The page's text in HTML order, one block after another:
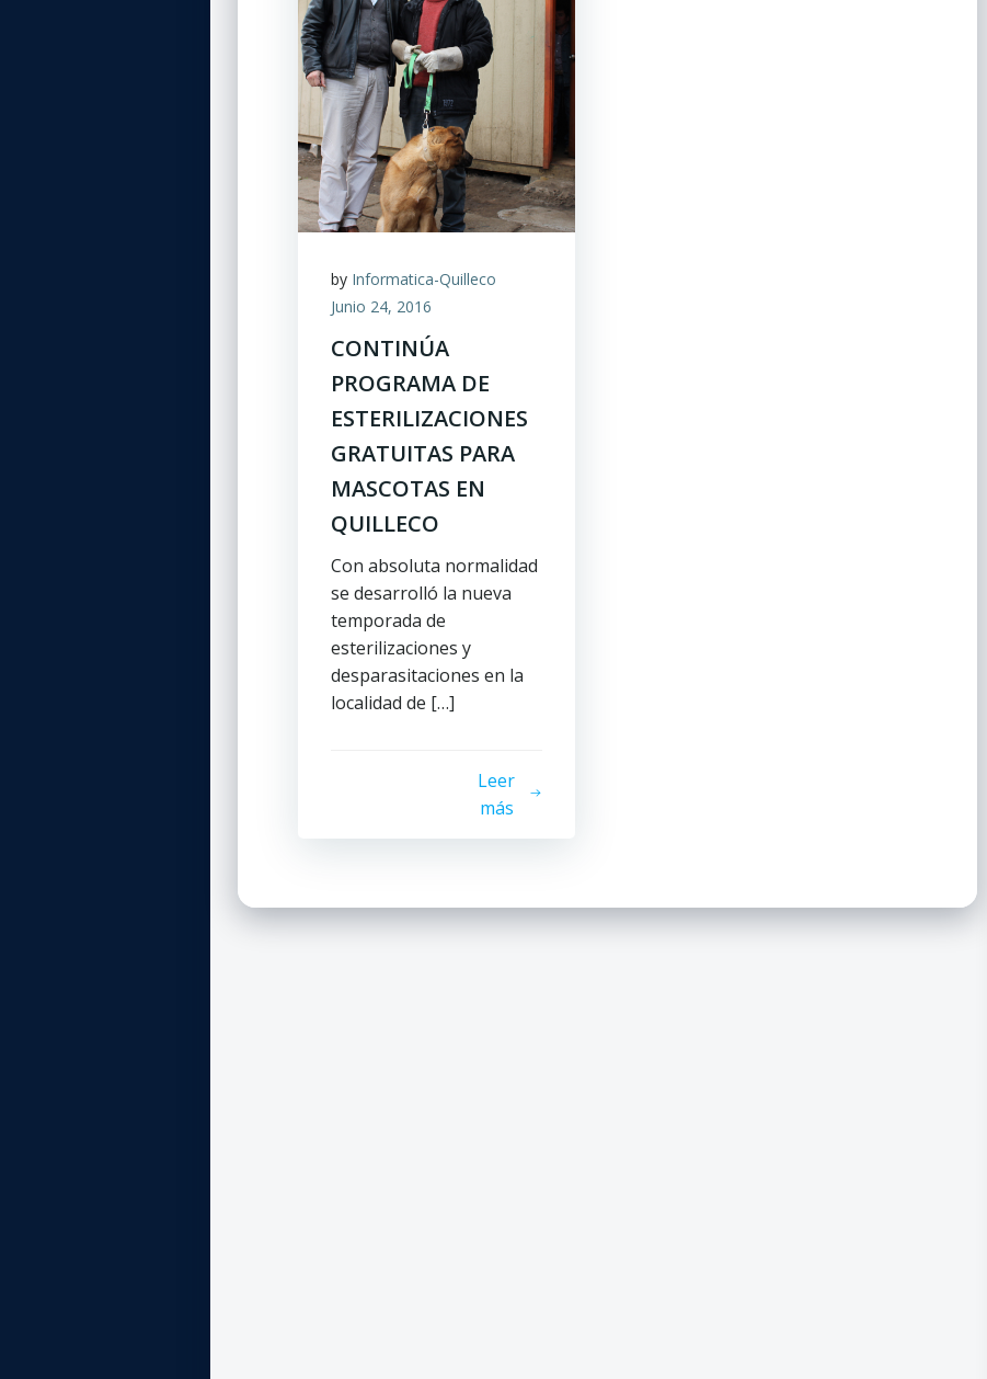
by Informatica-Quilleco
Junio 24, 2016
CONTINÚA
PROGRAMA DE
ESTERILIZACIONES
GRATUITAS PARA
MASCOTAS EN
QUILLECO
Con absoluta normalidad
se desarrolló la nueva
temporada de
esterilizaciones y
desparasitaciones en la
localidad de […]
Leer
más